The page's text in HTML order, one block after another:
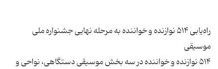
راه‌یابی ۵۱۴ نوازنده و خواننده به مرحله نهایی جشنواره ملی
۵۱۴ نوازنده و خواننده در سه بخش موسیقی دستگاهی، نواحی و